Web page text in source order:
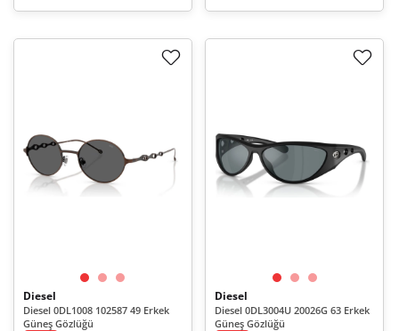
Diesel
Diesel 0DL1008 102587 49 Erkek
Güneş Gözlüğü
Diesel
Diesel 0DL3004U 20026G 63 Erkek
Güneş Gözlüğü